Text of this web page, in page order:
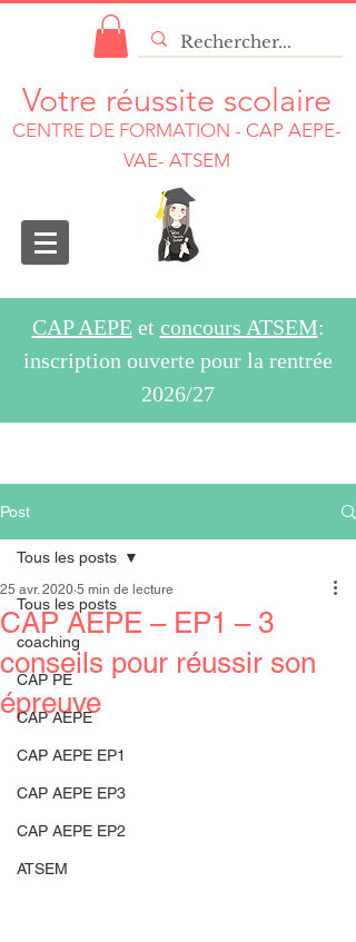
Votre réussite scolaire
CENTRE DE FORMATION - CAP AEPE-
VAE- ATSEM
CAP AEPEet concours ATSEM:
inscription ouverte pour la rentrée
2026/27
Post
Tous les posts
coaching
CAP PE
CAP AEPE
CAP AEPE EP1
CAP AEPE EP3
CAP AEPE EP2
ATSEM
Tous les posts
CAP AEPE – EP1 – 3
conseils pour réussir son
épreuve
25 avr. 2020 5 min de lecture